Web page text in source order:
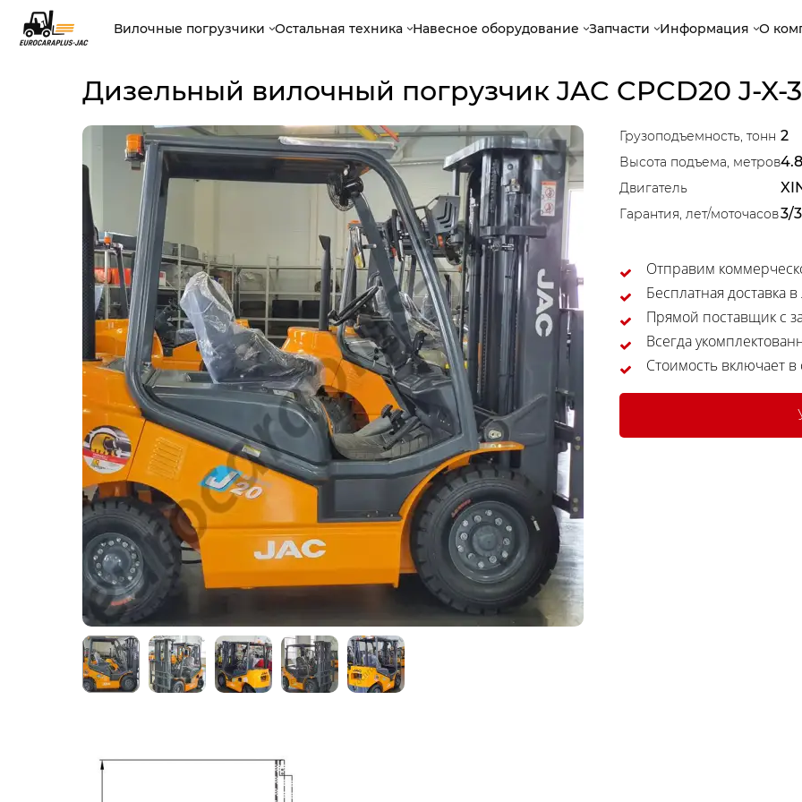
Вилочные погрузчики Остальная техника Навесное оборудование Запчасти Информация О
Дизельный вилочный погрузчик JAC CPCD20 J-X-
Грузоподъемность, тонн 2
Высота подъема, метров4.8
Двигатель
Гарантия, лет/моточасов3/
Отправим
Бесплатная доставка
Прямой поставщик с
Всегда
Стоимость включает